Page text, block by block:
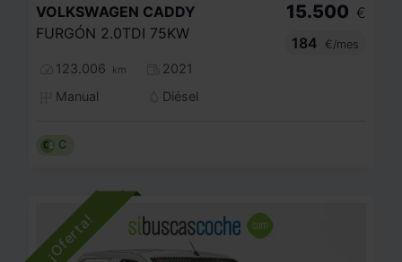
VOLKSWAGEN CADDY
FURGÓN 2.0TDI 75KW
123.006 km
2021
Manual
Diésel
15.500 €
184
€/mes
C